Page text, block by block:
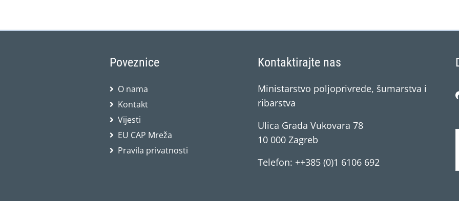
Poveznice
O nama
Kontakt
Vijesti
EU CAP Mreža
Pravila privatnosti
Kontaktirajte nas
Ministarstvo poljoprivrede, šumarstva i
ribarstva
Ulica Grada Vukovara 78
10 000 Zagreb
Telefon: ++385 (0)1 6106 692